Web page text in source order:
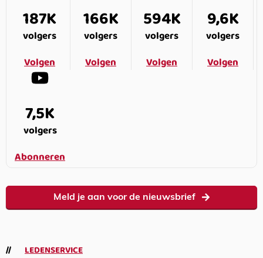
187K
volgers
Volgen
166K
volgers
Volgen
594K
volgers
Volgen
9,6K
volgers
Volgen
7,5K
volgers
Abonneren
Meld je aan voor de nieuwsbrief
LEDENSERVICE